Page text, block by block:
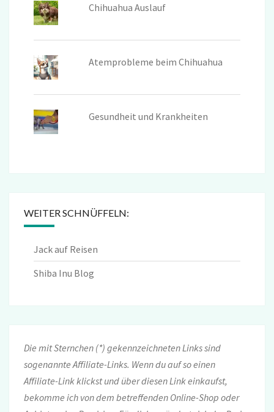
Chihuahua Auslauf
Atemprobleme beim Chihuahua
Gesundheit und Krankheiten
WEITER SCHNÜFFELN:
Jack auf Reisen
Shiba Inu Blog
Die mit Sternchen (*) gekennzeichneten Links sind
sogenannte Affiliate-Links. Wenn du auf so einen
Affiliate-Link klickst und über diesen Link einkaufst,
bekomme ich von dem betreffenden Online-Shop oder